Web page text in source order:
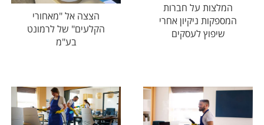
המלצות על חברות
המספקות ניקיון אחרי
שיפוץ לעסקים
הצצה אל "מאחורי
הקלעים" של לרמונט
בע"מ